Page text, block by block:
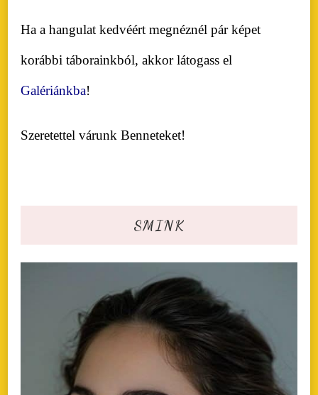
Ha a hangulat kedvéért megnéznél pár képet
korábbi táborainkból, akkor látogass el
Galériánkba!
Szeretettel várunk Benneteket!
SMINK